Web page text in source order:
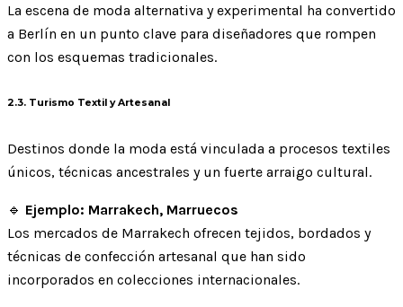
La escena de moda alternativa y experimental ha convertido
a Berlín en un punto clave para diseñadores que rompen
con los esquemas tradicionales.
2.3. Turismo Textil y Artesanal
Destinos donde la moda está vinculada a procesos textiles
únicos, técnicas ancestrales y un fuerte arraigo cultural.
🔹 Ejemplo: Marrakech, Marruecos
Los mercados de Marrakech ofrecen tejidos, bordados y
técnicas de confección artesanal que han sido
incorporados en colecciones internacionales.